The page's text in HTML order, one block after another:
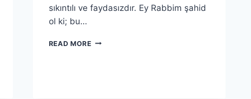
sıkıntılı ve faydasızdır. Ey Rabbim şahid
ol ki; bu…
READ MORETİN